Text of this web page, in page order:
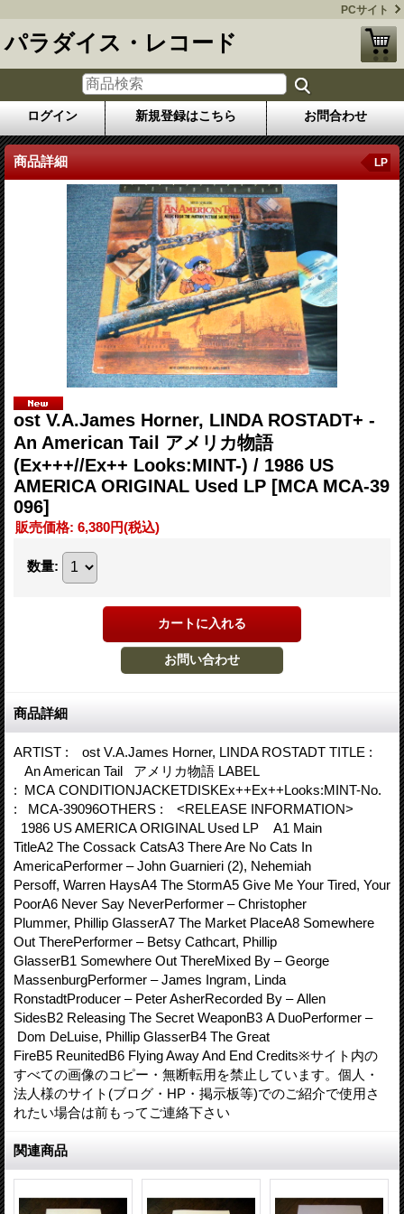
PCサイト
パラダイス・レコード
ログイン 新規登録はこちら お問合わせ
商品詳細 LP
ost V.A.James Horner, LINDA ROSTADT+ -
An American Tail アメリカ物語
(Ex+++//Ex++ Looks:MINT-) / 1986 US
AMERICA ORIGINAL Used LP [MCA MCA-39
096]
販売価格: 6,380円(税込)
数量:
商品詳細
ARTIST : ost V.A.James Horner, LINDA ROSTADT TITLE :
An American Tail アメリカ物語 LABEL
: MCA CONDITIONJACKETDISKEx++Ex++Looks:MINT-No.
: MCA-39096OTHERS : <RELEASE INFORMATION>
1986 US AMERICA ORIGINAL Used LP A1 Main
TitleA2 The Cossack CatsA3 There Are No Cats In
AmericaPerformer – John Guarnieri (2), Nehemiah
Persoff, Warren HaysA4 The StormA5 Give Me Your Tired, Your
PoorA6 Never Say NeverPerformer – Christopher
Plummer, Phillip GlasserA7 The Market PlaceA8 Somewhere
Out TherePerformer – Betsy Cathcart, Phillip
GlasserB1 Somewhere Out ThereMixed By – George
MassenburgPerformer – James Ingram, Linda
RonstadtProducer – Peter AsherRecorded By – Allen
SidesB2 Releasing The Secret WeaponB3 A DuoPerformer –
Dom DeLuise, Phillip GlasserB4 The Great
FireB5 ReunitedB6 Flying Away And End Credits※サイト内の
すべての画像のコピー・無断転用を禁止しています。個人・
法人様のサイト(ブログ・HP・掲示板等)でのご紹介で使用さ
れたい場合は前もってご連絡下さい
関連商品